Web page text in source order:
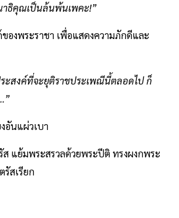
าธิคุณเป็นล้นพ้นเพคะ!”
องพระราชา เพื่อแสดงความภักดีและ
ะสงค์ที่จะยุติราชประเพณีนี้ตลอดไป ก็
อันแผ่วเบา
ส แย้มพระสรวลด้วยพระปีติ ทรงผงกพระ
รัสเรียก